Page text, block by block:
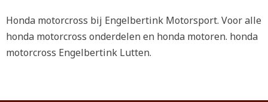
Honda motorcross bij Engelbertink Motorsport. Voor alle
honda motorcross onderdelen en honda motoren. honda
motorcross Engelbertink Lutten.